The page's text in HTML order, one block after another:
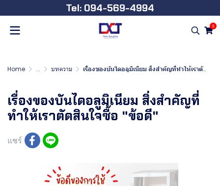
Tel: 094-569-4994
0
Home ... บทความ เรื่องของบันไดอลูมิเนียม สิ่งสำคัญที่ทำให้เราตัดสินใจซื้อ "ข้อดี"
เรื่องของบันไดอลูมิเนียม สิ่งสำคัญที่
ทำให้เราตัดสินใจซื้อ "ข้อดี"
แชร์